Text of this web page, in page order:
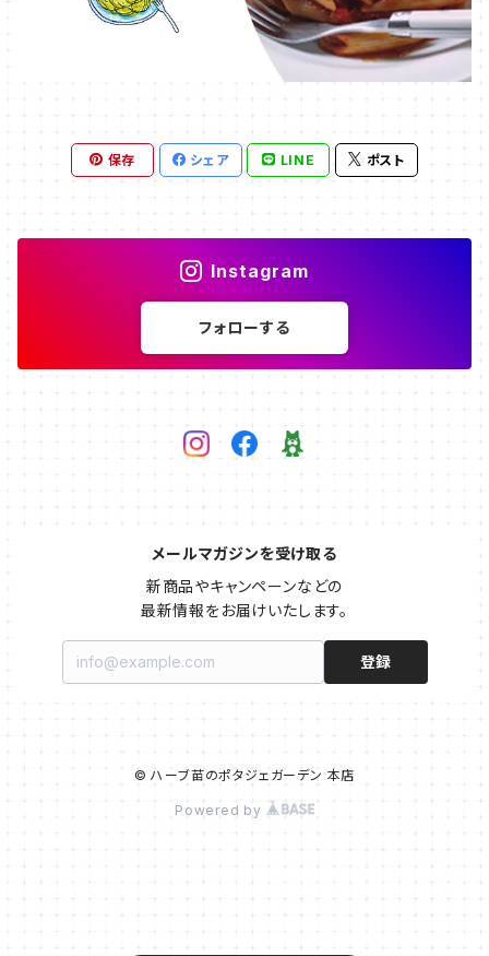
保存 シェア LINE ポスト
Instagram
フォローする
メールマガジンを受け取る
新商品やキャンペーンなどの
最新情報をお届けいたします。
登録
© ハーブ苗のポタジェガーデン 本店
Powered by